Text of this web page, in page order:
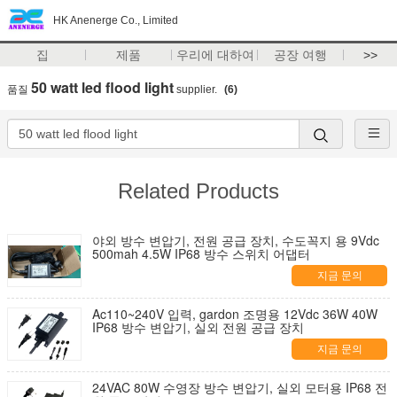
HK Anenerge Co., Limited
집 제품 우리에 대하여 공장 여행 >>
품질 50 watt led flood light supplier. (6)
Related Products
야외 방수 변압기, 전원 공급 장치, 수도꼭지 용 9Vdc
500mah 4.5W IP68 방수 스위치 어댑터
지금 문의
Ac110~240V 입력, gardon 조명용 12Vdc 36W 40W
IP68 방수 변압기, 실외 전원 공급 장치
지금 문의
24VAC 80W 수영장 방수 변압기, 실외 모터용 IP68 전